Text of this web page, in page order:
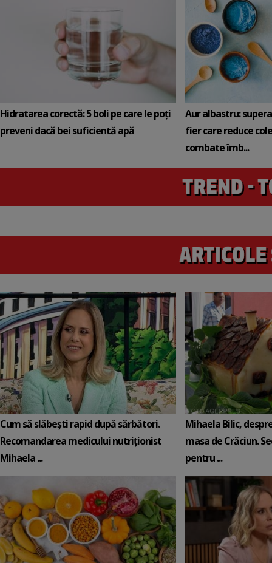
Hidratarea corectă: 5 boli pe care le poți
preveni dacă bei suficientă apă
Aur albastru:
fier care reduce
combate îmb...
Cum să slăbești rapid după sărbători.
Recomandarea medicului nutriționist
Mihaela ...
Mihaela Bilic,
masa de Crăciun.
pentru ...